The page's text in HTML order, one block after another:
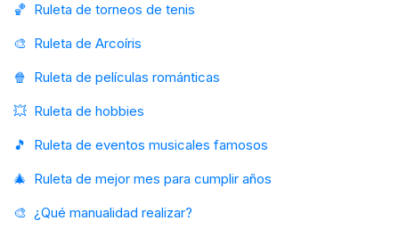
🏀 Ruleta de torneos de tenis
🎨 Ruleta de Arcoíris
🍿 Ruleta de películas románticas
💥 Ruleta de hobbies
🎵
Ruleta de eventos musicales famosos
🎄 Ruleta de mejor mes para cumplir años
🎨 ¿Qué manualidad realizar?